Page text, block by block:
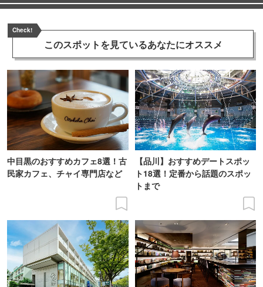
Check!
このスポットを見ているあなたにオススメ
中目黒のおすすめカフェ8選！古
民家カフェ、チャイ専門店など
【品川】おすすめデートスポッ
ト18選！定番から話題のスポッ
トまで